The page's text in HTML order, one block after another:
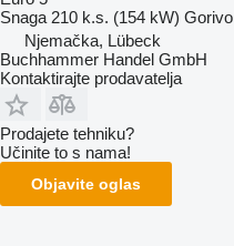
Snaga 210 k.s. (154 kW) Gorivo
Njemačka, Lübeck
Buchhammer Handel GmbH
Kontaktirajte prodavatelja
Prodajete tehniku?
Učinite to s nama!
Objavite oglas